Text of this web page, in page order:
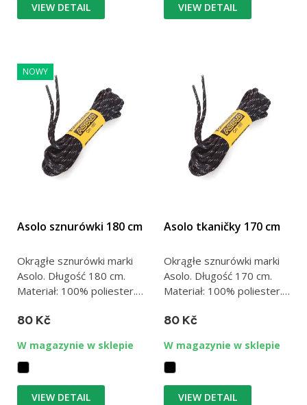
VIEW DETAIL VIEW DETAIL
NOWY
Asolo sznurówki 180 cm
Okrągłe sznurówki marki
Asolo. Długość 180 cm.
Materiał: 100% poliester.
Włoszech.
80 Kč
W magazynie w sklepie
VIEW DETAIL
Asolo tkaničky 170 cm
Okrągłe sznurówki marki
Asolo. Długość 170 cm.
Materiał: 100% poliester.
Włoszech.
80 Kč
W magazynie w sklepie
VIEW DETAIL